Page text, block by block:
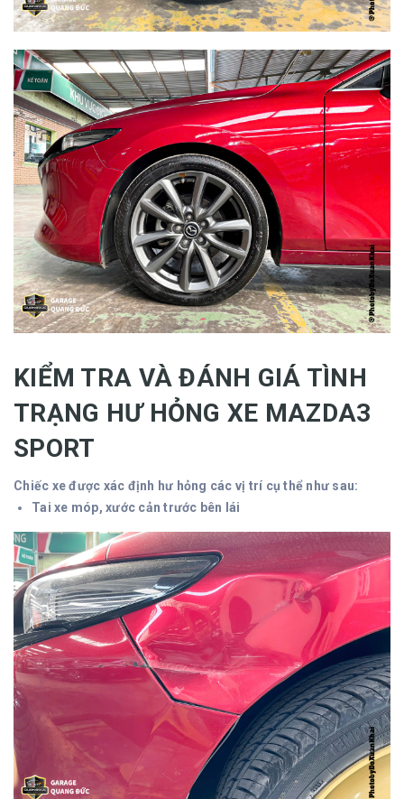
KIỂM TRA VÀ ĐÁNH GIÁ TÌNH
TRẠNG HƯ HỎNG XE MAZDA3
SPORT
Chiếc xe được xác định hư hỏng các vị trí cụ thể như sau:
Tai xe móp, xước cản trước bên lái